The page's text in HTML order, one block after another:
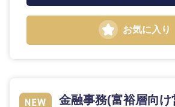
お気に入り
金融事務(富裕層向